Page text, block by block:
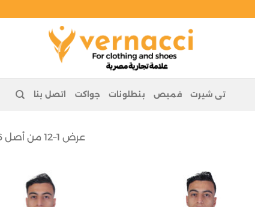
تى شيرت قميص بنطلونات جواكت اتصل بنا
عرض 1–12 من أصل 16 نتيجة